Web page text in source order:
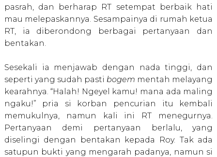
pasrah, dan berharap RT setempat berbaik hati
mau melepaskannya. Sesampainya di rumah ketua
RT, ia diberondong berbagai pertanyaan dan
bentakan.
Sesekali ia menjawab dengan nada tinggi, dan
seperti yang sudah pasti bogem mentah melayang
kearahnya. “Halah! Ngeyel kamu! mana ada maling
ngaku!” pria si korban pencurian itu kembali
memukulnya, namun kali ini RT menegurnya.
Pertanyaan demi pertanyaan berlalu, yang
diselingi dengan bentakan kepada Roy. Tak ada
satupun bukti yang mengarah padanya, namun si